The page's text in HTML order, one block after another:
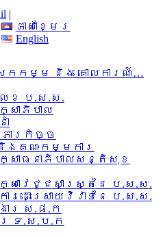
|
ភាសាខ្មែរ
English
កកម្ម និង គោលការណ៍…
េខ ប.ស.ស.
ាភិបាល
ារកិច្ច
គណៈកម្មការ
ាធនាភិបាលសន្តិសុខ
ាវេជ្ជសាស្រ្តនៃ ប.ស.ស.
រដោះស្រាយវិវាទនៃ ប.ស.ស.
ារ​ ស.ផ.ក
រ ទ.ស.ប.ក